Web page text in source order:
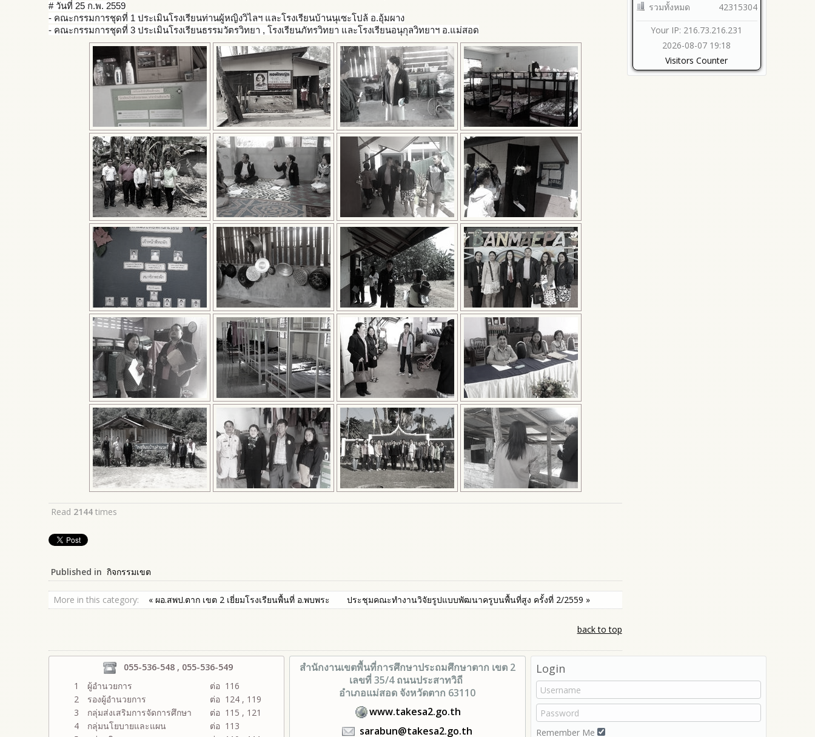
# วันที่ 25 ก.พ. 2559
- คณะกรรมการชุดที่ 1 ประเมินโรงเรียนท่านผู้หญิงวิไลฯ และโรงเรียนบ้านนุเซะโปล้ อ.อุ้มผาง
- คณะกรรมการชุดที่ 3 ประเมินโรงเรียนธรรมวัตรวิทยา , โรงเรียนภัทรวิทยา และโรงเรียนอนุกุลวิทยาฯ อ.แม่สอด
Read 2144 times
Published in กิจกรรมเขต
More in this category: « ผอ.สพป.ตาก เขต 2 เยี่ยมโรงเรียนพื้นที่ อ.พบพระ ประชุมคณะทำงานวิจัยรูปแบบพัฒนาครูบนพื้นที่สูง ครั้งที่ 2/2559 »
back to top
รวมทั้งหมด
42315304
Your IP: 216.73.216.231
2026-08-07 19:18
Visitors Counter
055-536-548 , 055-536-549
1
ผู้อำนวยการ
ต่อ 116
2
รองผู้อำนวยการ
ต่อ 124 , 119
3
กลุ่มส่งเสริมการจัดการศึกษา
ต่อ 115 , 121
4
กลุ่มนโยบายและแผน
ต่อ 113
สำนักงานเขตพื้นที่การศึกษาประถมศึกษาตาก เขต 2
เลขที่ 35/4 ถนนประสาทวิถี
อำเภอแม่สอด จังหวัดตาก 63110
www.takesa2.go.th
sarabun@takesa2.go.th
Login
Remember Me